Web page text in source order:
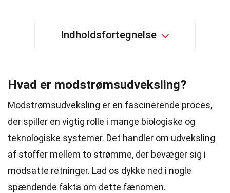
Indholdsfortegnelse
Hvad er modstrømsudveksling?
Modstrømsudveksling er en fascinerende proces,
der spiller en vigtig rolle i mange biologiske og
teknologiske systemer. Det handler om udveksling
af stoffer mellem to strømme, der bevæger sig i
modsatte retninger. Lad os dykke ned i nogle
spændende fakta om dette fænomen.